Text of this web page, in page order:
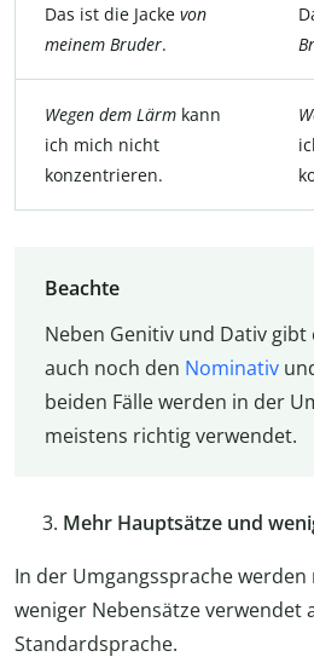
Das ist die Jacke von
meinem Bruder.
Wegen dem Lärm kann
ich mich nicht
konzentrieren.
Beachte
Neben Genitiv und Dativ gibt
auch noch den Nominativ
beiden Fälle werden in der
meistens richtig verwendet.
Mehr Hauptsätze und
In der Umgangssprache
weniger Nebensätze verwendet
Standardsprache.